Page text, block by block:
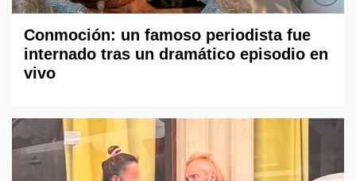
Conmoción: un famoso periodista fue
internado tras un dramático episodio en
vivo